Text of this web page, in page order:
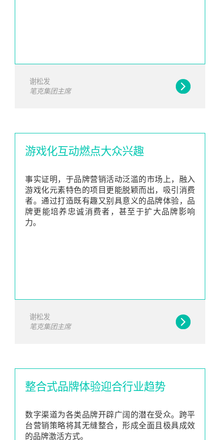
谢松发
笔克集团主席
游戏化互动燃点大众兴趣
事实证明，于品牌营销活动泛滥的市场上，融入
游戏化元素特色的项目更能脱颖而出，吸引消费
者。通过打造既有趣又别具意义的品牌体验，品
牌更能培养忠诚消费者，甚至于扩大品牌影响
力。
谢松发
笔克集团主席
整合式品牌体验迎合行业趋势
数字渠道为各类品牌开辟广阔的潜在受众。跨平
台营销策略将其无缝整合，形成全面且极具成效
的品牌激活方式。